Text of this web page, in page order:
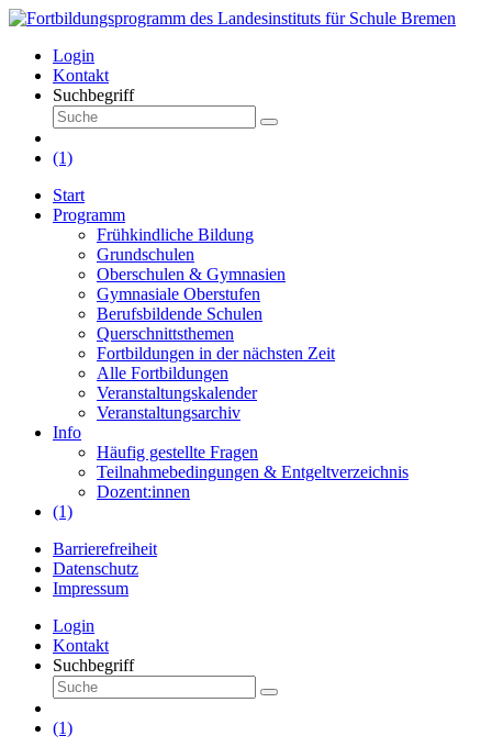
Login
Kontakt
Suchbegriff
(1)
Start
Programm
Frühkindliche Bildung
Grundschulen
Oberschulen & Gymnasien
Gymnasiale Oberstufen
Berufsbildende Schulen
Querschnittsthemen
Fortbildungen in der nächsten Zeit
Alle Fortbildungen
Veranstaltungskalender
Veranstaltungsarchiv
Info
Häufig gestellte Fragen
Teilnahmebedingungen & Entgeltverzeichnis
Dozent:innen
(1)
Barrierefreiheit
Datenschutz
Impressum
Login
Kontakt
Suchbegriff
(1)